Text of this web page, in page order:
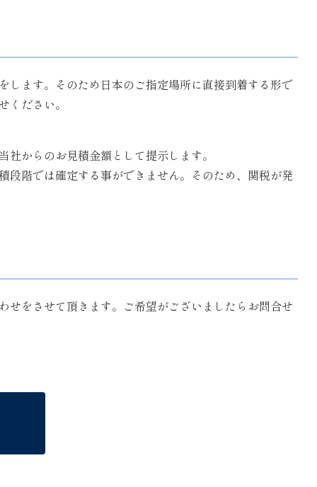
します。そのため日本のご指定場所に直接到着する形で
ださい。
からのお見積金額として提示します。
階では確定する事ができません。そのため、関税が発
をさせて頂きます。ご希望がございましたらお問合せ